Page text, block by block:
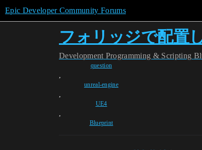
Epic Developer Community Forums
フォリッジで配置
Development Programming & Scripting
question
,
unreal-engine
,
UE4
,
Blueprint